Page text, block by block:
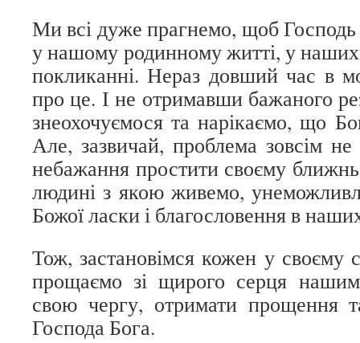
Ми всі дуже прагнемо, щоб Господь
у нашому родинному житті, у наших
покликанні. Нераз довший час в
про це. І не отримавши бажаного
знеохочуємося та нарікаємо, що
Але, зазвичай, проблема зовсім не
небажання простити своєму
людині з якою живемо,
Божої ласки і благословення в
Тож, застановімся кожен у своєму
прощаємо зі щирого серця
свою чергу, отримати прощення
Господа Бога.